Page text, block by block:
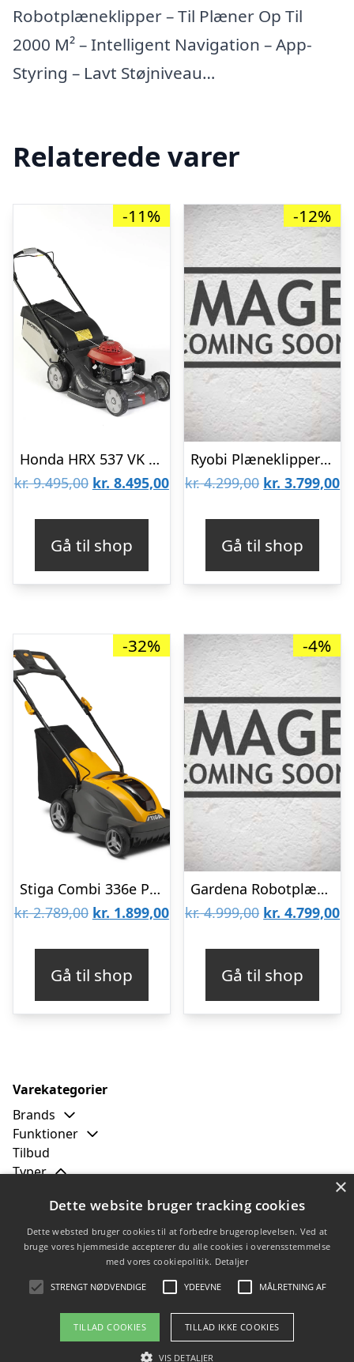
Robotplæneklipper – Til Plæner Op Til
2000 M² – Intelligent Navigation – App-
Styring – Lavt Støjniveau…
Relaterede varer
-11%
Honda HRX 537 VK Plæneklipper
kr.9.495,00 Den
var:
kr. 9.495,00.
kr. 8.495,00Den
kr. 8.495,00.
Gå til shop
-12%
Ryobi Plæneklipper kulfri 36V – RY36LMX46A-240 – MAX POWER
kr.4.299,00 Den
var:
kr. 4.299,00.
kr. 3.799,00
Gå til shop
-32%
Stiga Combi 336e Plæneklipper 48 V. 2 Ah
kr.2.789,00 Den
var:
kr. 2.789,00.
kr. 1.899,00Den
kr. 1.899,00.
Gå til shop
-4%
Gardena Robotplæneklipper smart SILENO max 800 mÂ² – 19901-24
kr.4.999,00 Den
var:
kr. 4.999,00.
kr. 4.799,00
Gå til shop
Varekategorier
Brands
Funktioner
Tilbud
Typer
Benzin
EL
Håndskubber
Robot
Copyright 2026 - Pilanto Aps
×
Dette website bruger tracking cookies
Dette websted bruger cookies til at forbedre brugeroplevelsen. Ved at
bruge vores hjemmeside accepterer du alle cookies i overensstemmelse
med vores cookiepolitik. Detaljer
STRENGT NØDVENDIGE YDEEVNE MÅLRETNING AF
TILLAD COOKIES TILLAD IKKE COOKIES
VIS DETALJER